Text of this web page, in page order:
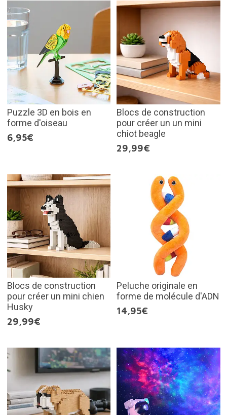
Puzzle 3D en bois en
forme d'oiseau
6,95€
Blocs de construction
pour créer un un mini
chiot beagle
29,99€
Blocs de construction
pour créer un mini chien
Husky
29,99€
Peluche originale en
forme de molécule d'ADN
14,95€